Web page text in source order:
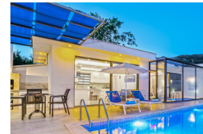
Rezervasyon